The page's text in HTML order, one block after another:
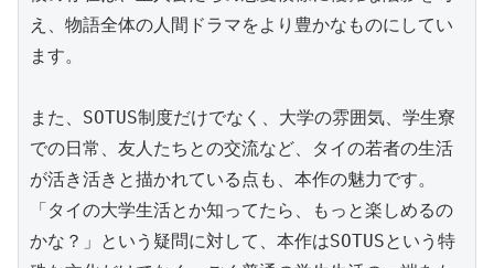
え、物語全体の人間ドラマをより豊かなものにしてい
ます。
また、SOTUS制度だけでなく、大学の雰囲気、学生寮
での日常、友人たちとの交流など、タイの若者の生活
が活き活きと描かれている点も、本作の魅力です。
「タイの大学生活とか知ってたら、もっと楽しめるの
かな？」という疑問に対して、本作はSOTUSという特